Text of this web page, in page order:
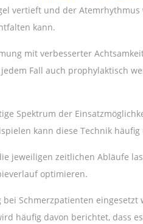
vertieft und der
kann.
mit verbesserter
Fall auch prophylaktisch
Spektrum der
kann diese Technik
jeweiligen zeitlichen Abläufe
optimieren.
bei Schmerzpatienten
häufig davon berichtet, dass